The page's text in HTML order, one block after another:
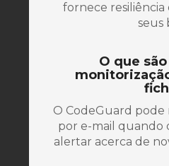
fornece resiliência
seus
O que
O CodeGuard
por e-mail quando
alertar acerca de